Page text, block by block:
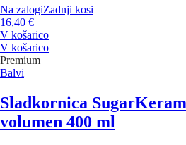
Na zalogiZadnji kosi
16,40 €
V košarico
V košarico
Premium
Balvi
Sladkornica Sugar
volumen 400 ml